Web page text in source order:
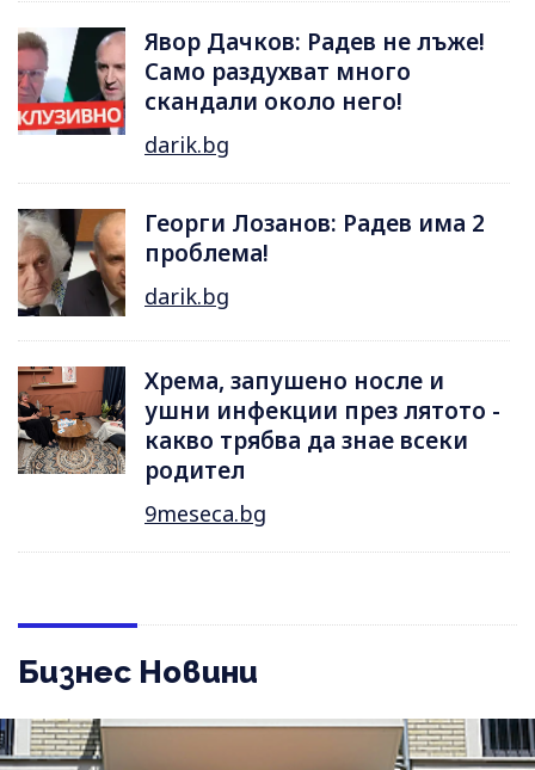
Явор Дачков: Радев не лъже!
Само раздухват много
скандали около него!
darik.bg
Георги Лозанов: Радев има 2
проблема!
darik.bg
Хрема, запушено носле и
ушни инфекции през лятотo -
какво трябва да знае всеки
родител
9meseca.bg
Бизнес Новини